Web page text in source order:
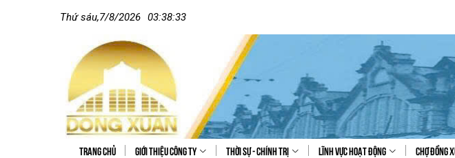
Thứ sáu,7/8/2026 03:38:35
Trang chủ Giới thiệu công ty Thời sự - Chính trị Lĩnh vực hoạt động Chợ Đồng